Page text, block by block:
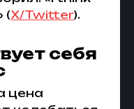
(X/Twitter).
себя
цена